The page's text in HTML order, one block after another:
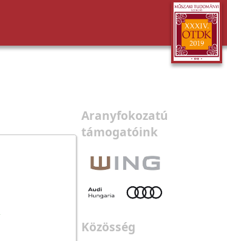
Aranyfokozatú
támogatóink
Közösség